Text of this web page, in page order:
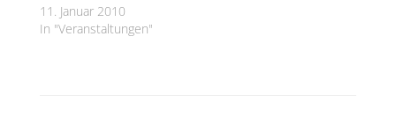
11. Januar 2010
In "Veranstaltungen"